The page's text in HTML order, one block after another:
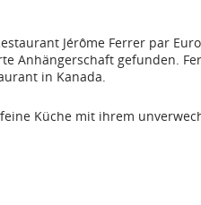
Jérôme Ferrer par
Anhängerschaft gefunden.
in Kanada.
Küche mit ihrem